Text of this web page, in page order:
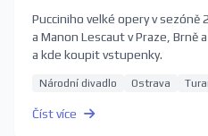
Ostravě
Pucciniho velké opery v
a Manon Lescaut v Praze,
a kde koupit vstupenky.
Národní divadlo Ostrava
Číst více